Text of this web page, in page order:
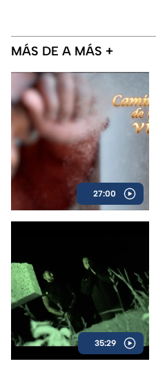
MÁS DE A MÁS +
27:00
35:29